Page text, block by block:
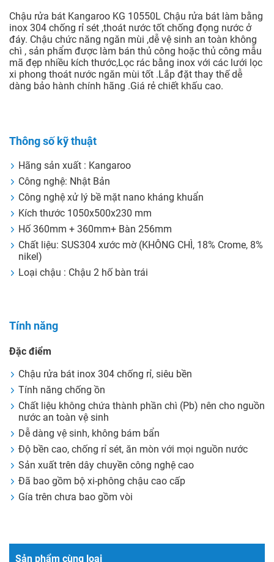
Chậu rửa bát Kangaroo KG 10550L Chậu rửa bát làm bằng
inox 304 chống rỉ sét ,thoát nước tốt chống đọng nước ở
đáy. Chậu chức năng ngăn mùi ,dễ vệ sinh an toàn không
chì , sản phẩm được làm bán thủ công hoặc thủ công mẫu
mã đẹp nhiều kích thước,Lọc rác bằng inox với các lưới lọc
xi phong thoát nước ngăn mùi tốt .Lắp đặt thay thế dễ
dàng bảo hành chính hãng .Giá rẻ chiết khấu cao.
Thông số kỹ thuật
Hãng sản xuất : Kangaroo
Công nghệ: Nhật Bản
Công nghệ xử lý bề mặt nano kháng khuẩn
Kích thước 1050x500x230 mm
Hố 360mm + 360mm+ Bàn 256mm
Chất liệu: SUS304 xước mờ (KHÔNG CHÌ, 18% Crome, 8%
nikel)
Loại chậu : Chậu 2 hố bàn trái
Tính năng
Đặc điểm
Chậu rửa bát inox 304 chống rỉ, siêu bền
Tính năng chống ồn
Chất liệu không chứa thành phần chì (Pb) nên cho nguồn
nước an toàn vệ sinh
Dễ dàng vệ sinh, không bám bẩn
Độ bền cao, chống rỉ sét, ăn mòn với mọi nguồn nước
Sản xuất trên dây chuyền công nghệ cao
Đã bao gồm bộ xi-phông chậu cao cấp
Gía trên chưa bao gồm vòi
Sản phẩm cùng loại